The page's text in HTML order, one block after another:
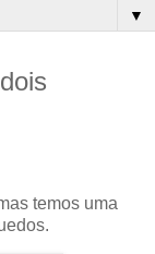
▼
temos uma